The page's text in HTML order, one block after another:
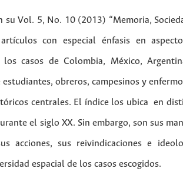
su Vol. 5, No. 10 (2013) “Memoria,
con especial énfasis en
casos de Colombia, México,
estudiantes, obreros, campesinos y
centrales. El índice los ubica en
el siglo XX. Sin embargo, son sus
acciones, sus reivindicaciones e
espacial de los casos escogidos.